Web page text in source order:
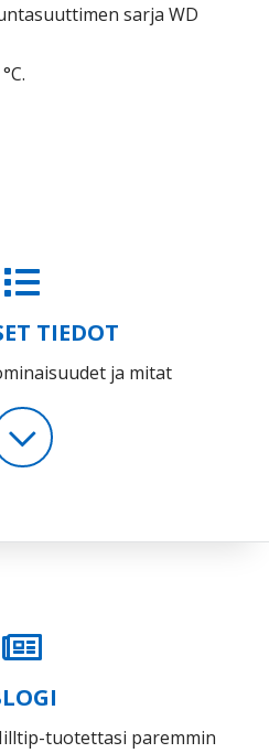
sarja WD
TIEDOT
ja mitat
tuotettasi paremmin